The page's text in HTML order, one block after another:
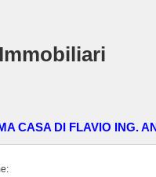
CASA DI FLAVIO ING.